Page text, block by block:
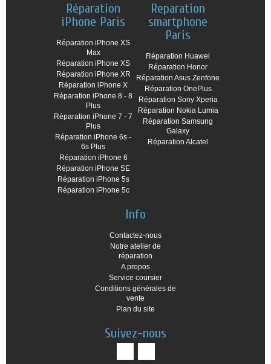
Réparation
iPhone Paris
Réparation iPhone XS
Max
Réparation iPhone XS
Réparation iPhone XR
Réparation iPhone X
Réparation iPhone 8 - 8
Plus
Réparation iPhone 7 - 7
Plus
Réparation iPhone 6s -
6s Plus
Réparation iPhone 6
Réparation iPhone SE
Réparation iPhone 5s
Réparation iPhone 5c
Reparation
smartphone
Paris
Réparation Huawei
Réparation Honor
Réparation Asus Zenfone
Réparation OnePlus
Réparation Sony Xperia
Réparation Nokia Lumia
Réparation Samsung
Galaxy
Réparation Alcatel
Info
Contactez-nous
Notre atelier de
réparation
A propos
Service coursier
Conditions générales de
vente
Plan du site
Suivez-nous